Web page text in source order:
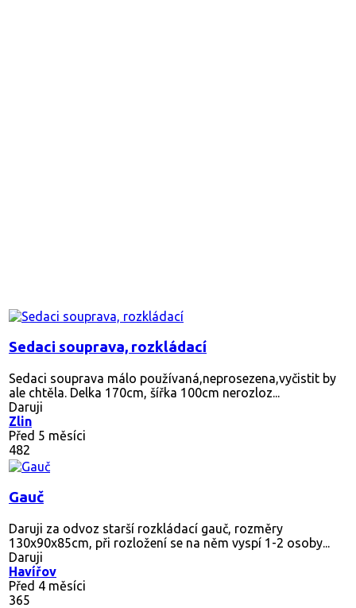
Sedaci souprava, rozkládací
Sedaci souprava málo používaná,neprosezena,vyčistit by
ale chtěla. Delka 170cm, šířka 100cm nerozloz...
Daruji
Zlin
Před 5 měsíci
482
Gauč
Daruji za odvoz starší rozkládací gauč, rozměry
130x90x85cm, při rozložení se na něm vyspí 1-2 osoby...
Daruji
Havířov
Před 4 měsíci
365